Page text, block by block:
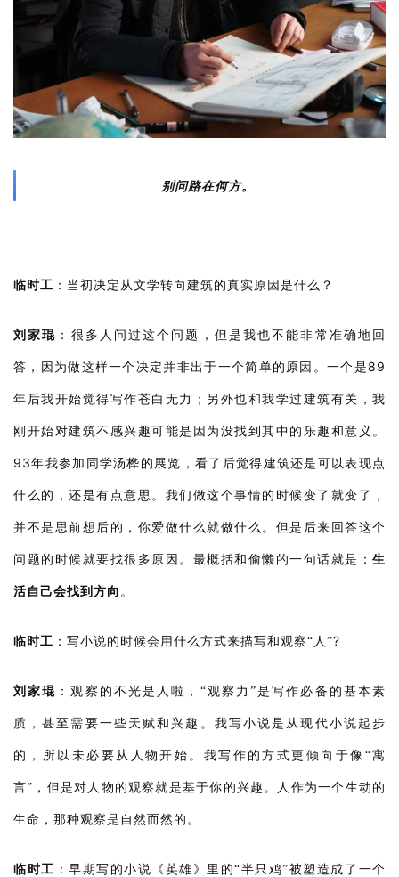
别问路在何方。
临时工 ： 当初决定从文学转向建筑的真实原因是什么？
刘家琨 ： 很多人问过这个问题，但是我也不能非常准确地回
答，因为做这样一个决定并非出于一个简单的原因。一个是 89
年后我开始觉得写作苍白无力； 另外也和我学过建筑有关，我
刚开始对建筑不感兴趣可能是因为没找到其中的乐趣和意义。
93年我参加同学汤桦的展览，看了后觉得建筑还是可以表现点
什么的，还是有点意思。 我们做这个事情的时候变了就变了，
并不是思前想后的，你爱做什么就做什么。但是后来回答这个
问题的时候就要找很多原因。最概括和偷懒的一句话就是： 生
活自己会找到方向 。
临时工 ： 写小说的时候会用什么方式来描写和观察“人”?
刘家琨 ：观察的不光是人啦，“观察力”是写作必备的基本素
质，甚至需要一些天赋和兴趣。我写小说是从现代小说起步
的，所以未必要从人物开始。我写作的方式更倾向于像“寓
言”，但是对人物的观察就是基于你的兴趣。人作为一个生动的
生命，那种观察是自然而然的。
临时工 ：早期写的小说《英雄》里的“半只鸡”被塑造成了一个